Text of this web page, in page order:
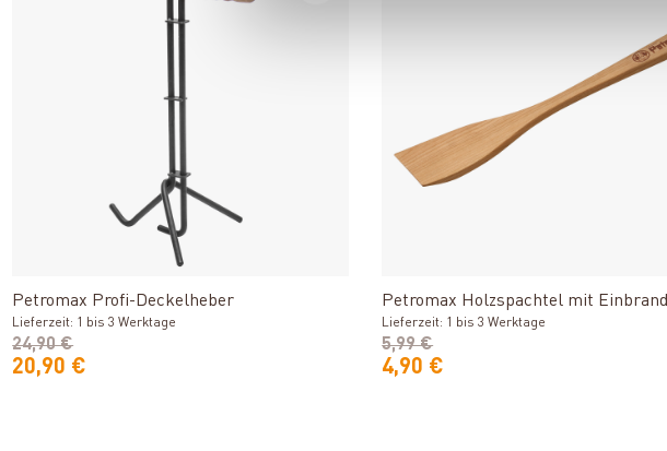
Produkt ansehen
Petromax Profi-Deckelheber
Lieferzeit: 1 bis 3 Werktage
20,90 €
24,90 €
Petromax Holzspachtel mit Einbrand
Lieferzeit: 1 bis 3 Werktage
4,90 €
5,99 €